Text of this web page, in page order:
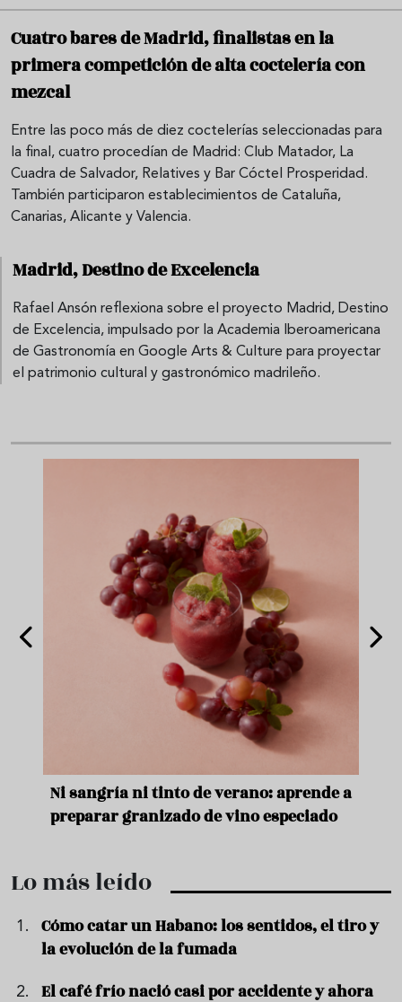
Cuatro bares de Madrid, finalistas en la
primera competición de alta coctelería con
mezcal
Entre las poco más de diez coctelerías seleccionadas para
la final, cuatro procedían de Madrid: Club Matador, La
Cuadra de Salvador, Relatives y Bar Cóctel Prosperidad.
También participaron establecimientos de Cataluña,
Canarias, Alicante y Valencia.
Madrid, Destino de Excelencia
Rafael Ansón reflexiona sobre el proyecto Madrid, Destino
de Excelencia, impulsado por la Academia Iberoamericana
de Gastronomía en Google Arts & Culture para proyectar
el patrimonio cultural y gastronómico madrileño.
Ni sangría ni tinto de verano: aprende a
preparar granizado de vino especiado
Lo más leído
Cómo catar un Habano: los sentidos, el tiro y
la evolución de la fumada
El café frío nació casi por accidente y ahora